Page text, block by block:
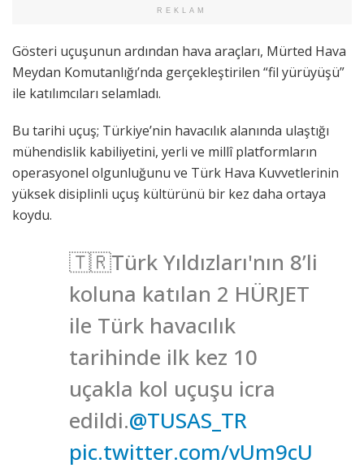
REKLAM
Gösteri uçuşunun ardından hava araçları, Mürted Hava
Meydan Komutanlığı’nda gerçekleştirilen “fil yürüyüşü”
ile katılımcıları selamladı.
Bu tarihi uçuş; Türkiye’nin havacılık alanında ulaştığı
mühendislik kabiliyetini, yerli ve millî platformların
operasyonel olgunluğunu ve Türk Hava Kuvvetlerinin
yüksek disiplinli uçuş kültürünü bir kez daha ortaya
koydu.
🇹🇷Türk Yıldızları'nın 8’li
koluna katılan 2 HÜRJET
ile Türk havacılık
tarihinde ilk kez 10
uçakla kol uçuşu icra
edildi.@TUSAS_TR
pic.twitter.com/vUm9cU